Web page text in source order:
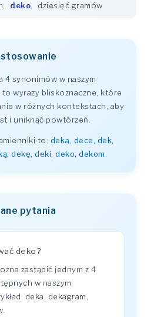
deko dziesięć gramów
4 synonimów w naszym
to wyrazy bliskoznaczne, które
w różnych kontekstach, aby
i uniknąć powtórzeń.
to: deka, dece, dek,
dekę, deki, deko, dekom
pytania
deko?
zastąpić jednym z 4
w naszym
deka, dekagram,